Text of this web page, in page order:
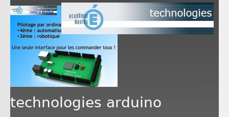
PAF
technologies arduino